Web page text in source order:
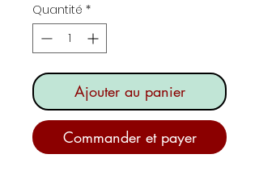
Quantité *
Ajouter au panier
Commander et payer